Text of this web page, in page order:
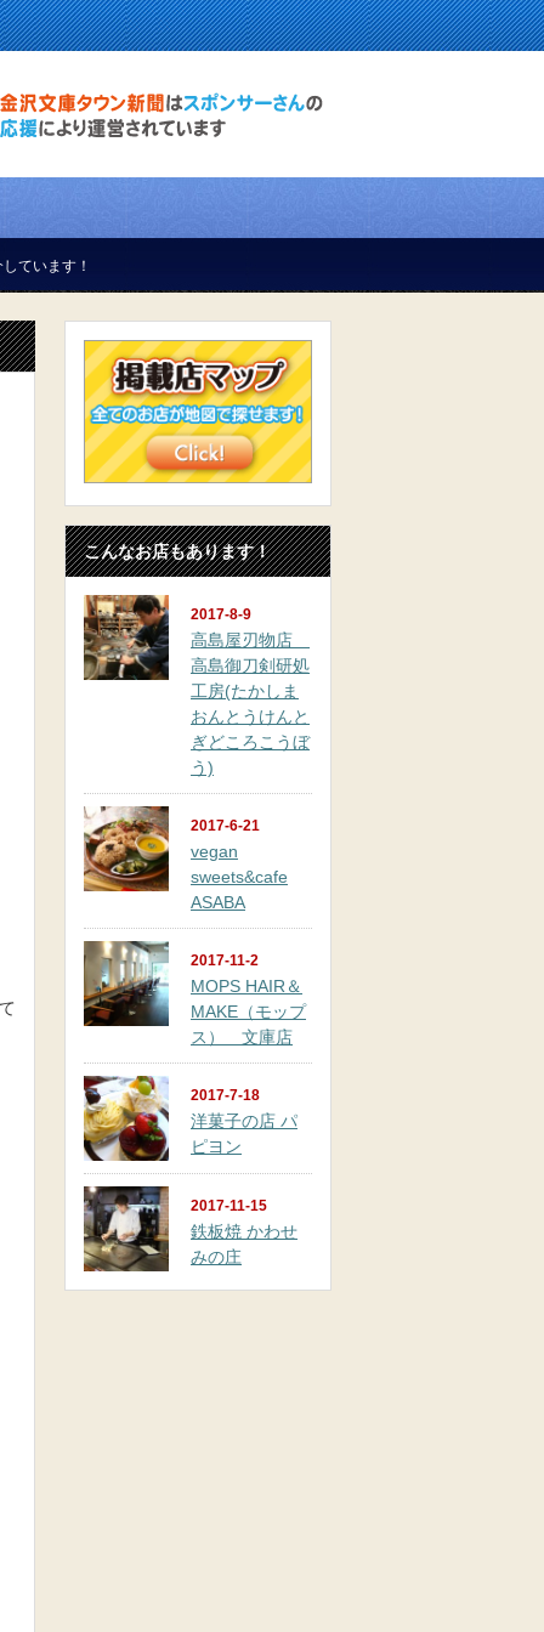
こんなお店もあります！
2017-8-9
高島屋刃物店
高島御刀剣研処
工房(たかしま
おんとうけんと
ぎどころこうぼ
う)
2017-6-21
vegan
sweets&cafe
ASABA
2017-11-2
MOPS HAIR＆
MAKE（モップ
ス） 文庫店
2017-7-18
洋菓子の店 パ
ピヨン
2017-11-15
鉄板焼 かわせ
みの庄